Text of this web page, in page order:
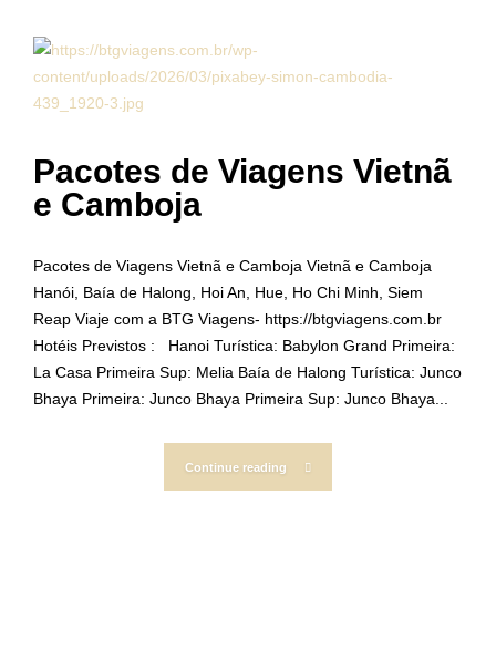
Pacotes de Viagens Vietnã
e Camboja
Pacotes de Viagens Vietnã e Camboja Vietnã e Camboja
Hanói, Baía de Halong, Hoi An, Hue, Ho Chi Minh, Siem
Reap Viaje com a BTG Viagens- https://btgviagens.com.br
Hotéis Previstos : Hanoi Turística: Babylon Grand Primeira:
La Casa Primeira Sup: Melia Baía de Halong Turística: Junco
Bhaya Primeira: Junco Bhaya Primeira Sup: Junco Bhaya...
Continue reading